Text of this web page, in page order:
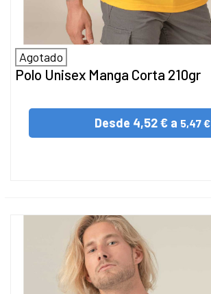
Agotado
Polo Unisex Manga Corta 210gr
Desde 4,52 € a 5,47 €